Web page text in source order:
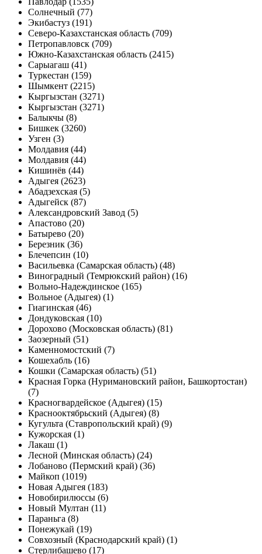
Солнечный (77)
Экибастуз (191)
Северо-Казахстанская область (709)
Петропавловск (709)
Южно-Казахстанская область (2415)
Сарыагаш (41)
Туркестан (159)
Шымкент (2215)
Кыргызстан (3271)
Кыргызстан (3271)
Балыкчы (8)
Бишкек (3260)
Узген (3)
Молдавия (44)
Молдавия (44)
Кишинёв (44)
Адыгея (2623)
Абадзехская (5)
Адыгейск (87)
Александровский Завод (5)
Апастово (20)
Батырево (20)
Березник (36)
Блечепсин (10)
Васильевка (Самарская область) (48)
Виноградный (Темрюкский район) (16)
Вольно-Надеждинское (165)
Вольное (Адыгея) (1)
Гиагинская (46)
Дондуковская (10)
Дорохово (Московская область) (81)
Заозерный (51)
Каменномостский (7)
Кошехабль (16)
Кошки (Самарская область) (51)
Красная Горка (Нуримановский район, Башкортостан)
(7)
Красногвардейское (Адыгея) (15)
Краснооктябрьский (Адыгея) (8)
Кугульта (Ставропольский край) (9)
Кужорская (1)
Лакаш (1)
Лесной (Минская область) (24)
Лобаново (Пермский край) (36)
Майкоп (1019)
Новая Адыгея (183)
Новобирилюссы (6)
Новый Мултан (11)
Параньга (8)
Понежукай (19)
Совхозный (Краснодарский край) (1)
Стерлибашево (17)